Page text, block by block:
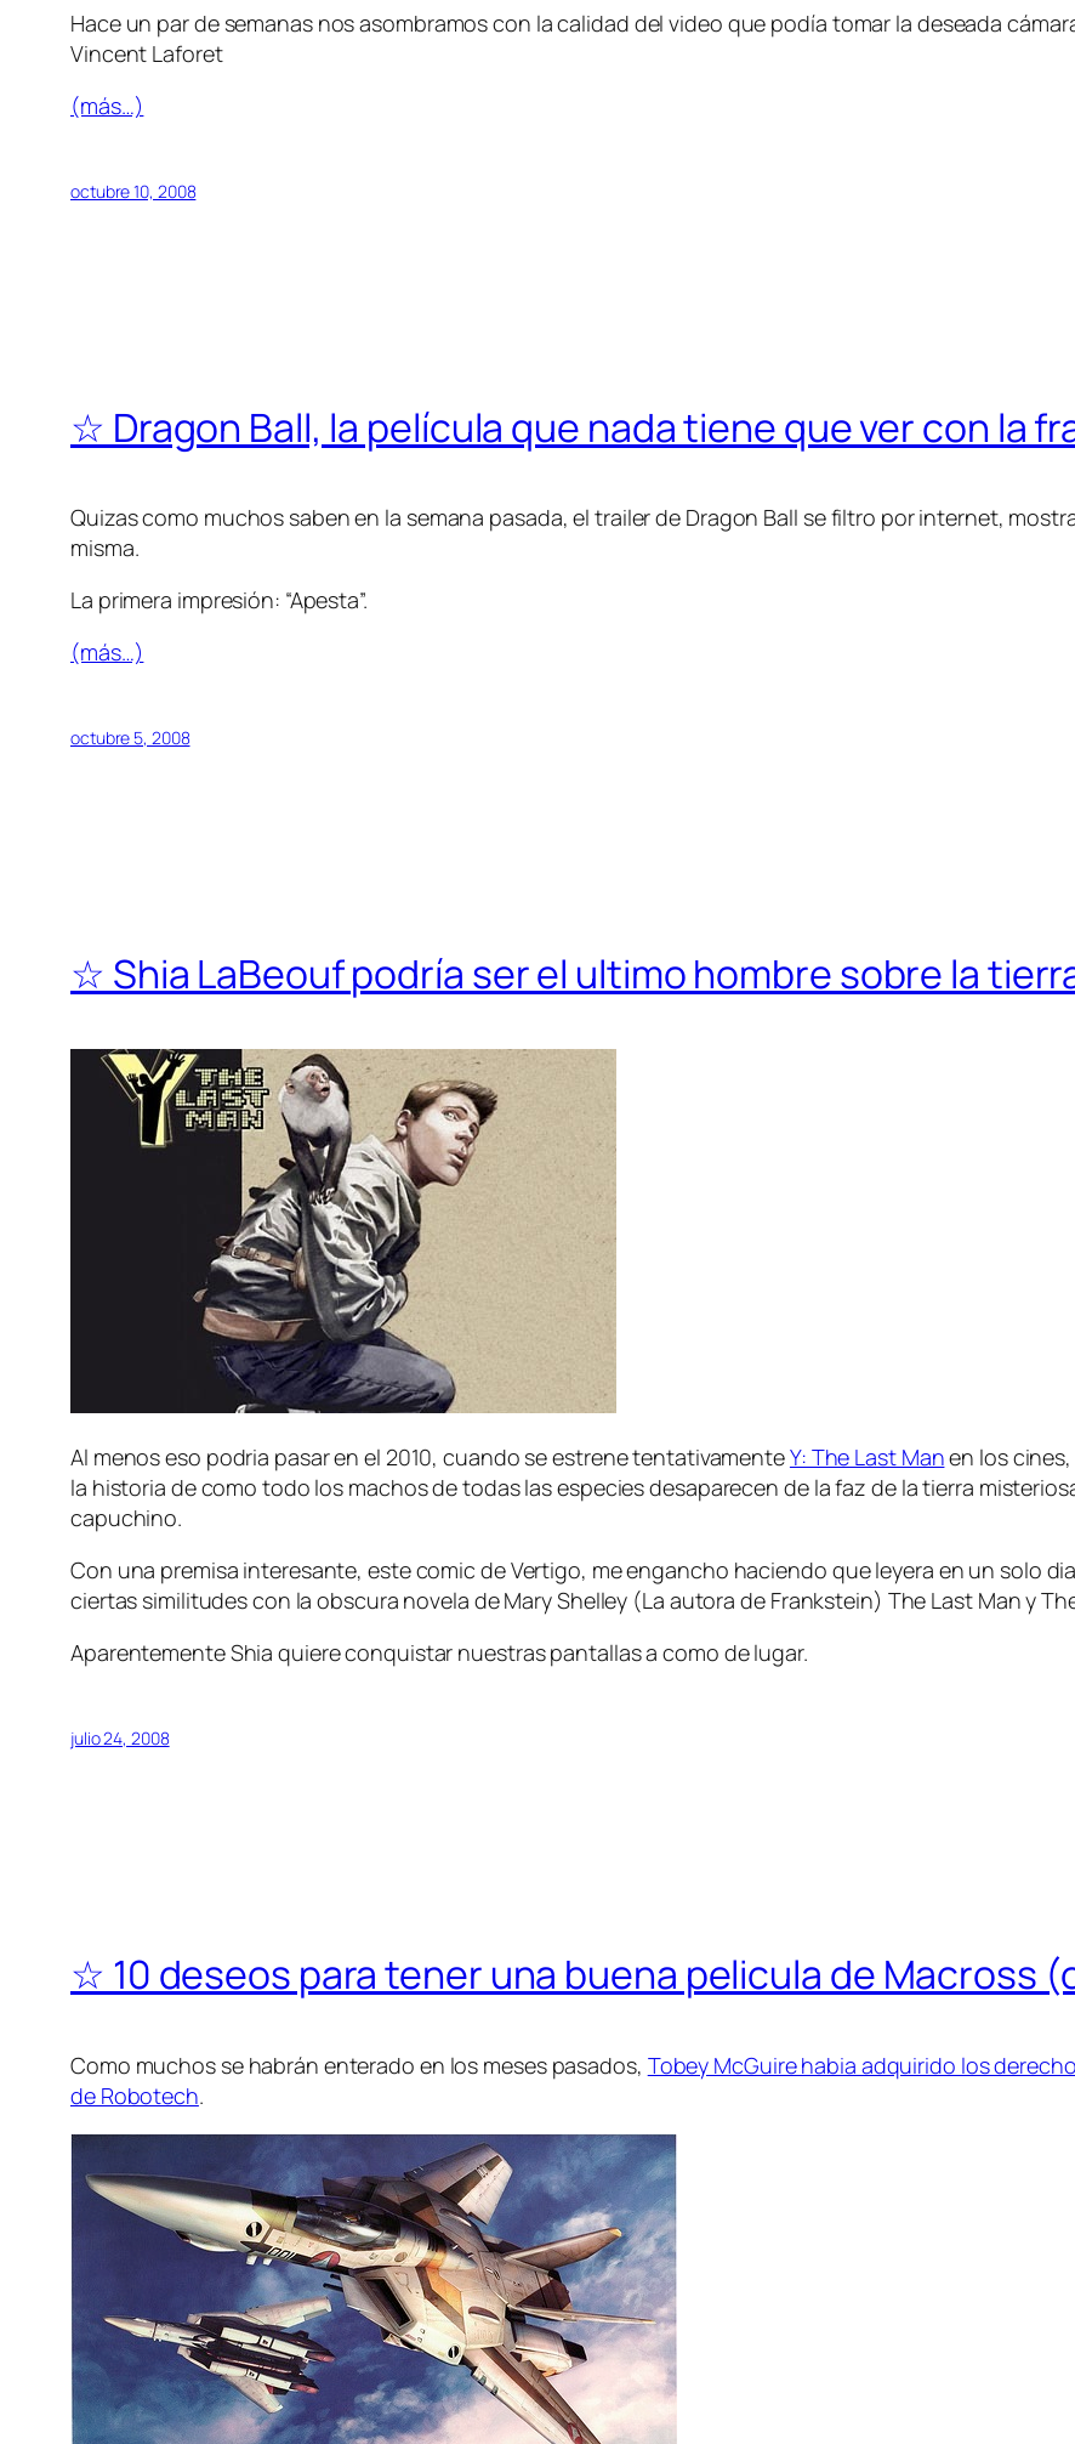
Hace un par de semanas nos asombramos con la calidad del video que podía tomar la deseada
Vincent Laforet
(más…)
octubre 10, 2008
☆ Dragon Ball, la película que nada tiene que ver con la
Quizas como muchos saben en la semana pasada, el trailer de Dragon Ball se filtro por internet,
misma.
La primera impresión: “Apesta”.
(más…)
octubre 5, 2008
☆ Shia LaBeouf podría ser el ultimo hombre sobre la
Al menos eso podria pasar en el 2010, cuando se estrene tentativamenteY: The Last Manen los
la historia de como todo los machos de todas las especies desaparecen de la faz de la tierra
capuchino.
Con una premisa interesante, este comic de Vertigo, me engancho haciendo que leyera en un solo
ciertas similitudes con la obscura novela de Mary Shelley (La autora de Frankstein) The Last Man y
Aparentemente Shia quiere conquistar nuestras pantallas a como de lugar.
julio 24, 2008
☆ 10 deseos para tener una buena pelicula de Macross
Como muchos se habrán enterado en los meses pasados, Tobey McGuire habia adquirido los
de Robotech.